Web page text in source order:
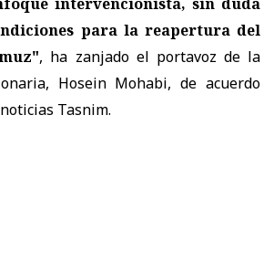
para la reapertura del
, ha zanjado el portavoz de la
Hosein Mohabi, de acuerdo
Tasnim.